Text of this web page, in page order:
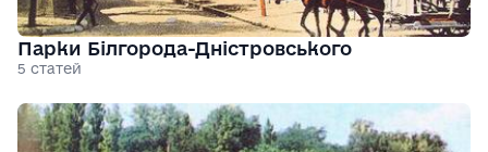
Парки Білгорода-Дністровського
5 статей